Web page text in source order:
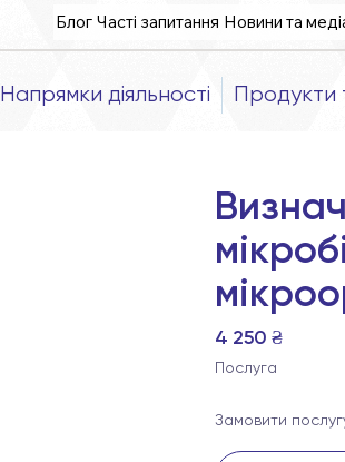
Блог Часті запитання Новини та
Напрямки діяльності Продукти
4 250 ₴
Послуга
Замовити